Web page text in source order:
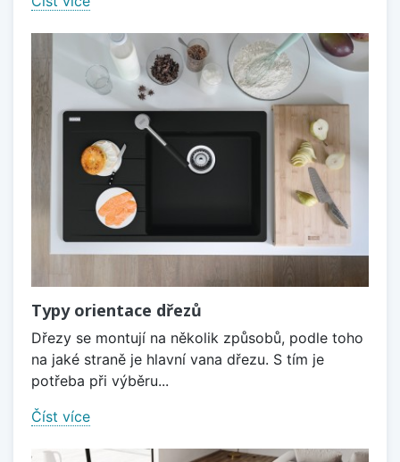
Typy orientace dřezů
Dřezy se montují na několik způsobů, podle toho
na jaké straně je hlavní vana dřezu. S tím je
potřeba při výběru...
Číst více